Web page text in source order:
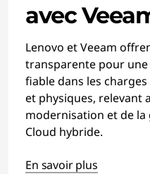
avec
Lenovo et Veeam
transparente pour une
fiable dans les
et physiques, relevant
modernisation et de
Cloud hybride.
En savoir plus